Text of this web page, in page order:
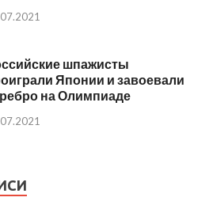
шпажисты
Японии и завоевали
на Олимпиаде